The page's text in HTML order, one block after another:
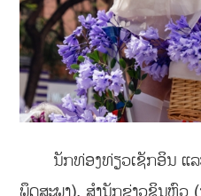
ນັກທ່ອງທ່ຽວເຊັກອິນ ແ